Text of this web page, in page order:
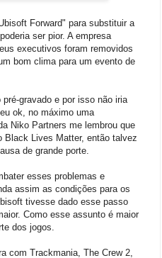
Forward" para substituir a
ser pior. A empresa
executivos foram removidos
bom clima para um evento de
gravado e por isso não iria
ok, no máximo uma
Niko Partners me lembrou que
Black Lives Matter, então talvez
de grande porte.
esses problemas e
assim as condições para os
tivesse dado esse passo
Como esse assunto é maior
dos jogos.
com Trackmania, The Crew 2,